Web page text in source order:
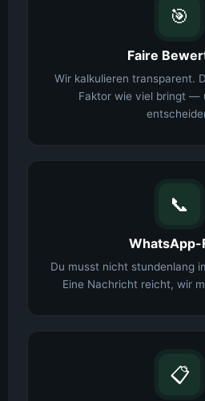
🎯
Faire
Wir kalkulieren transparent.
Faktor wie viel bringt —
📞
WhatsApp-
Du musst nicht stundenlang
Eine Nachricht reicht, wir
📋